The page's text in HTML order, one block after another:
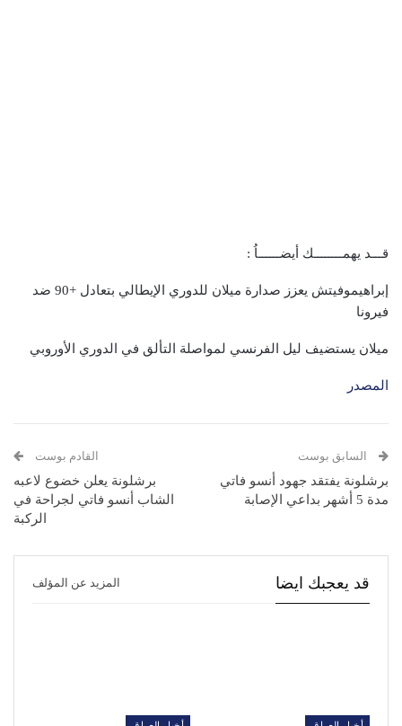
قـــد يهمــــــــك أيضــــــاُ :
إبراهيموفيتش يعزز صدارة ميلان للدوري الإيطالي بتعادل +90 ضد
فيرونا
ميلان يستضيف ليل الفرنسي لمواصلة التألق في الدوري الأوروبي
المصدر
السابق بوست
برشلونة يفتقد جهود أنسو فاتي
مدة 5 أشهر بداعي الإصابة
القادم بوست
برشلونة يعلن خضوع لاعبه
الشاب أنسو فاتي لجراحة في
الركبة
قد يعجبك ايضا المزيد عن المؤلف